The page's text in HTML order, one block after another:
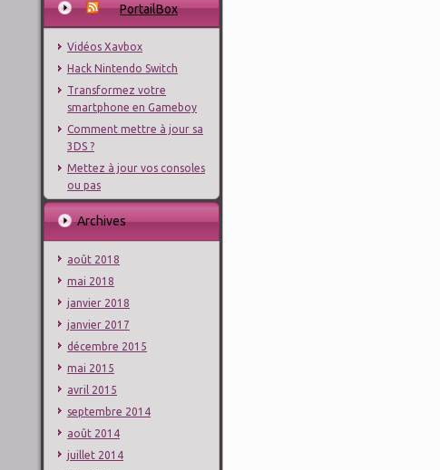
PortailBox
Vidéos Xavbox
Hack Nintendo Switch
Transformez votre
smartphone en Gameboy
Comment mettre à jour sa
3DS ?
Mettez à jour vos consoles
ou pas
Archives
août 2018
mai 2018
janvier 2018
janvier 2017
décembre 2015
mai 2015
avril 2015
septembre 2014
août 2014
juillet 2014